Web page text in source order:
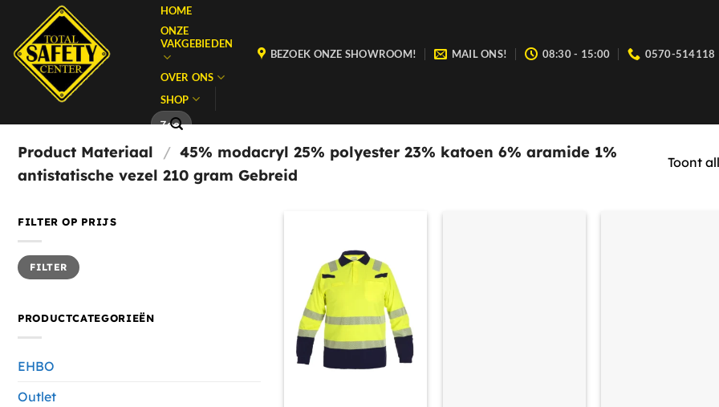
inhoud
HOME
ONZE
VAKGEBIEDEN
OVER ONS
SHOP
Zoeken
BEZOEK ONZE SHOWROOM! MAIL ONS! 08:30 - 15:00 0570-514118
Momenteel hebben wij aangepaste openingstijden i.v.m. Bouwvak, wij zijn open van maandag t/m vrijdag tussen 08:30 en 15:00.
Product Materiaal / 45% modacryl 25% polyester 23% katoen 6% aramide 1%
antistatische vezel 210 gram Gebreid
Toont
FILTER OP PRIJS
Min.
prijs
Max.
prijsFILTER
PRODUCTCATEGORIEËN
EHBO
Outlet